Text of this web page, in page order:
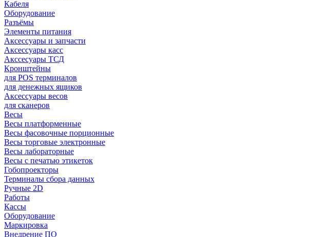
Кабеля
Оборудование
Разъёмы
Элементы питания
Аксессуары и запчасти
Аксессуары касс
Акссесуары ТСД
Кронштейны
для POS терминалов
для денежных ящиков
Аксессуары весов
для сканеров
Весы
Весы платформенные
Весы фасовочные порционные
Весы торговые электронные
Весы лабораторные
Весы с печатью этикеток
Гобопроекторы
Терминалы сбора данных
Ручные 2D
Работы
Кассы
Оборудование
Маркировка
Внедрение ПО